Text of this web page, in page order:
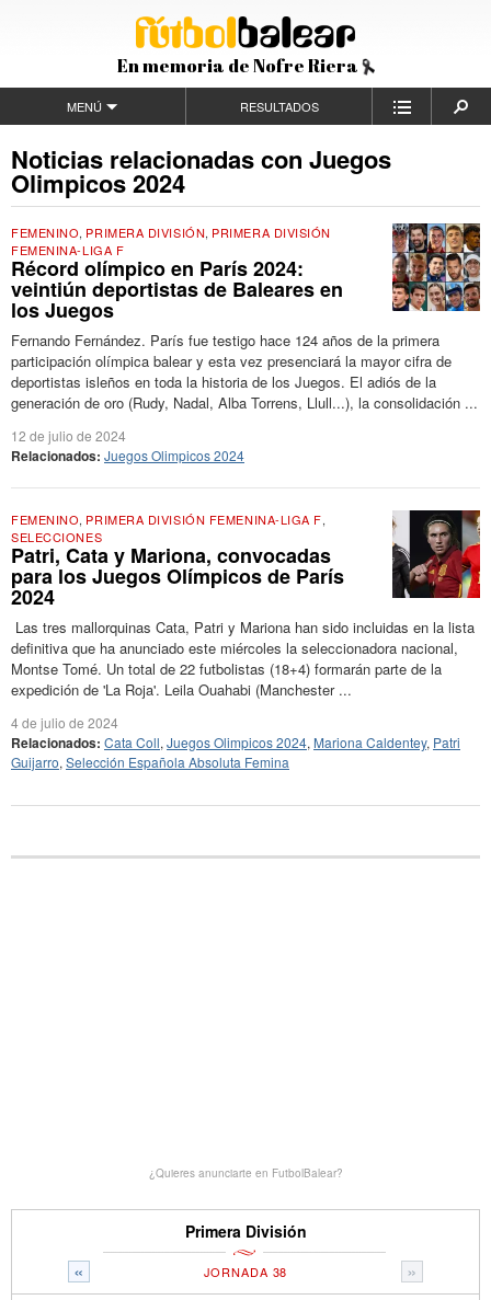
En memoria de Nofre Riera
MENÚ RESULTADOS
Noticias relacionadas con Juegos
Olimpicos 2024
FEMENINO, PRIMERA DIVISIÓN, PRIMERA DIVISIÓN
FEMENINA-LIGA F
Récord olímpico en París 2024:
veintiún deportistas de Baleares en
los Juegos
Fernando Fernández. París fue testigo hace 124 años de la primera
participación olímpica balear y esta vez presenciará la mayor cifra de
deportistas isleños en toda la historia de los Juegos. El adiós de la
generación de oro (Rudy, Nadal, Alba Torrens, Llull...), la consolidación ...
12 de julio de 2024
Relacionados: Juegos Olimpicos 2024
FEMENINO, PRIMERA DIVISIÓN FEMENINA-LIGA F,
SELECCIONES
Patri, Cata y Mariona, convocadas
para los Juegos Olímpicos de París
2024
Las tres mallorquinas Cata, Patri y Mariona han sido incluidas en la lista
definitiva que ha anunciado este miércoles la seleccionadora nacional,
Montse Tomé. Un total de 22 futbolistas (18+4) formarán parte de la
expedición de 'La Roja'. Leila Ouahabi (Manchester ...
4 de julio de 2024
Relacionados: Cata Coll, Juegos Olimpicos 2024, Mariona Caldentey, Patri
Guijarro, Selección Española Absoluta Femina
¿Quieres anunciarte en FutbolBalear?
Primera División
« »
JORNADA 38